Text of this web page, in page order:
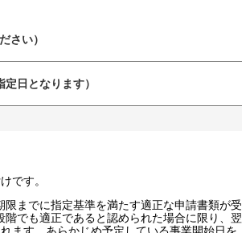
さい）
日となります）
です。
限までに指定基準を満たす適正な申請書類が受
階でも適正であると認められた場合に限り、翌